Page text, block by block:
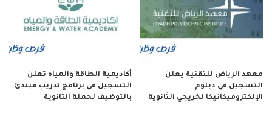
معهد الرياض للتقنية يعلن
التسجيل في دبلوم
الإلكتروميكانيكا لخريجي الثانوية
أكاديمية الطاقة والمياه تعلن
التسجيل في برنامج تدريب مبتدئ
بالتوظيف لحملة الثانوية